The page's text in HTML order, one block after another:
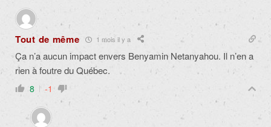
Tout de même 1 mois il y a
Ça n’a aucun impact envers Benyamin Netanyahou. Il n’en a
rien à foutre du Québec.
8 -1